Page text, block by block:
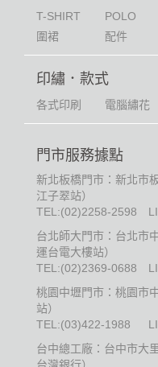
T-SHIRT POLO
圍裙
配件
印繡．款式
各式印刷 電腦繡花
門市服務據點
新北板橋門市：新北市
江子翠站）
TEL:(02)2258-2598
台北師大門市：台北市
運台電大樓站）
TEL:(02)2369-0688
桃園中壢門市：桃園市
站）
TEL:(03)422-1988
台中總工廠：台中市大